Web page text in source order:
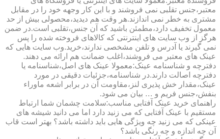
معتبر،جنس تقلبی نمی فروشند و با این کار وجهه خود را در مقابل
مشتری به خطر نمی اندازند.هر وقت هم دیدید،محصولی بیش از حد
معمول تخفیف دارد،مطمئن باشید که آن جنس،تقلبی است.در ضمن
هرگز از وب سایت های اینترنتی که کالاهای فروخته شده را پس
نمی گیرند یا آدرس و تلفن مشخصی ندارند،خرید.وب سایت هایی که
عینک های معتبر می فروشند،اغلب ضمانت هم ارائه می دهند.
دفترچه و شناسنامه عینک:معمولا عینک های اصل،شناسنامه یا
دفترچه اصالت دارند.در شناسنامه،جزئیات دقیقی در مورد
عینک،مقدار خش پذیری لنز،مقاومت آن در برابر اشعه ماوراء
بنفش،جنس فریم و … بیان می شود.
راهنمای خرید عینک آفتابی مناسب:سلامت چشمان شما ارتباط
مستقیم با عینک آفتابی که می زنید دارد اما می دانید شیشه های
عینکی که می زنید چه ویژگی هایی باید داشته باشد؟ بهتر است قاب
آن چه اندازه و چه رنگی باشد؟